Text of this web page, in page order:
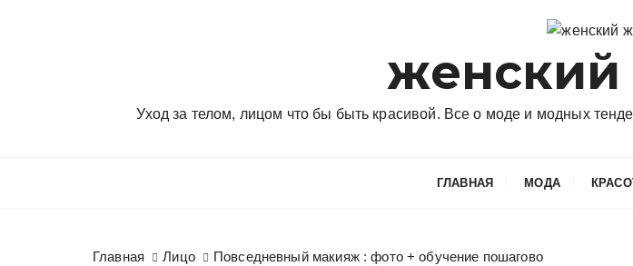
женский
Уход за телом, лицом что бы быть красивой. Все о моде и модных
ГЛАВНАЯ МОДА
Главная Лицо Повседневный макияж : фото + обучение пошагово